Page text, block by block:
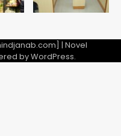
| Novel
byWordPress.